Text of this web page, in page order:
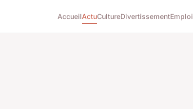
AccueilActuCultureDivertissementEmploi